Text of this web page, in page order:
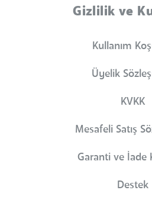
Gizlilik ve
Kullanım
Üyelik
KVKK
Mesafeli Satış
Garanti ve İade
Destek